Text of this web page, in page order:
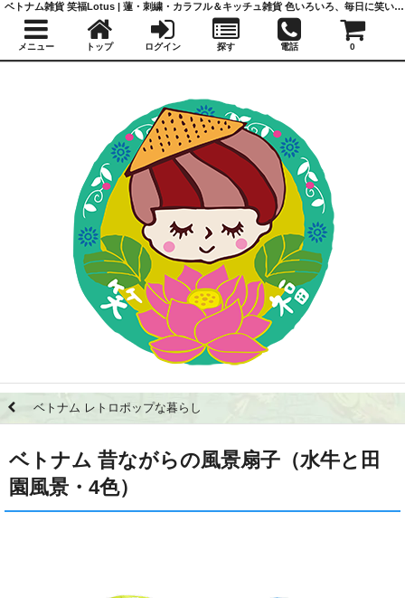
ベトナム レトロポップな暮らし
ベトナム 昔ながらの風景扇子（水牛と田
園風景・4色）
ベトナム雑貨 笑福Lotus | 蓮・刺繍・カラフル＆キッチュ雑貨 色いろいろ、毎日に笑いと福を
メニュー トップ ログイン 探す 電話 0